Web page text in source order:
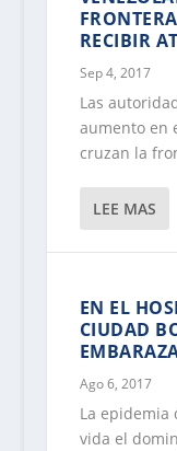
RECIBIR
Sep 4, 2017
Las
aumento en
cruzan la
LEE MAS
EN EL
CIUDAD
Ago 6, 2017
La epidemia
vida el